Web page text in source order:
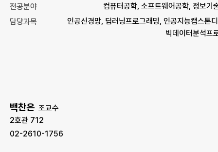
전공분야
컴퓨터공학, 소프트웨어공학, 정보기
담당과목
인공신경망, 딥러닝프로그래밍, 인공지능캡스톤
빅데이터분석프
백찬은 조교수
2호관 712
02-2610-1756